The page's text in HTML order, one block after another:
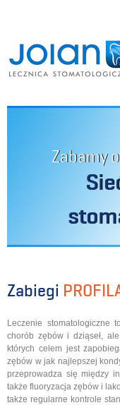
Zabamy
Zabiegi
Leczenie stomatologiczne
chorób zębów i dziąseł,
których celem jest
zębów w jak najlepszej
przeprowadza się między
także fluoryzacja zębów i
także regularne kontrole